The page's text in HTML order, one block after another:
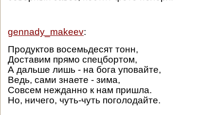
gennady_makeev:
Продуктов восемьдесят тонн,
Доставим прямо спецбортом,
А дальше лишь - на бога уповайте,
Ведь, сами знаете - зима,
Совсем нежданно к нам пришла.
Но, ничего, чуть-чуть поголодайте.